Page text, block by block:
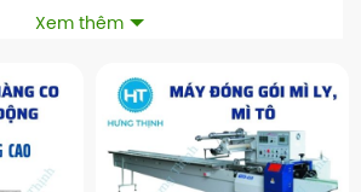
chuyên sâu, giúp lựa chọn giải
nghiệp của bạn.
tồn kho số lượng lớn, đầy đủ kích
Xem thêm